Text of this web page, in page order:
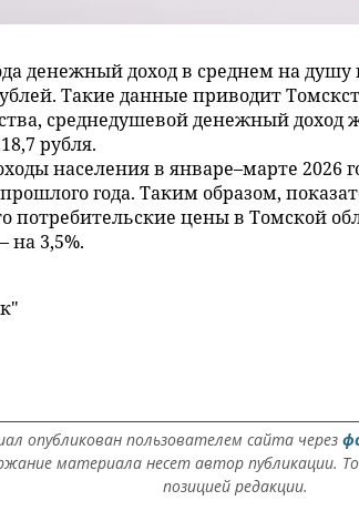
денежный доход в среднем на
Такие данные приводит
среднедушевой денежный доход
рубля.
населения в январе–марте 2026
года. Таким образом,
потребительские цены в Томской
на 3,5%.
опубликован пользователем сайта через
материала несет автор публикации.
позицией редакции.